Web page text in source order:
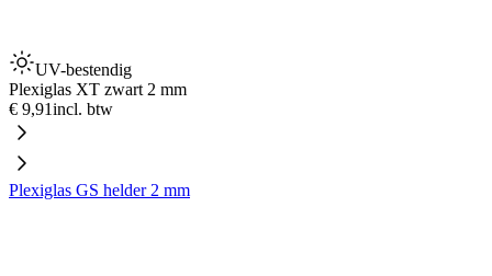
UV-bestendig
Plexiglas XT zwart 2 mm
€ 9,91incl. btw
Plexiglas GS helder 2 mm